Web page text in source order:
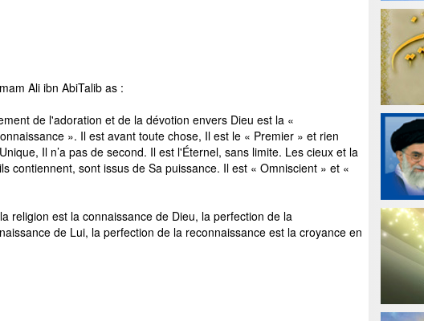
Ali ibn AbiTalib as :
de l'adoration et de la dévotion envers Dieu est la «
». Il est avant toute chose, Il est le « Premier » et rien
Il n’a pas de second. Il est l'Éternel, sans limite. Les cieux et la
contiennent, sont issus de Sa puissance. Il est « Omniscient » et «
religion est la connaissance de Dieu, la perfection de la
de Lui, la perfection de la reconnaissance est la croyance en